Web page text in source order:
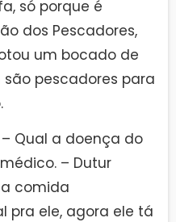
só porque é
dos Pescadores,
um bocado de
pescadores para
– Qual a doença do
– Dutur
comida
pra ele, agora ele tá